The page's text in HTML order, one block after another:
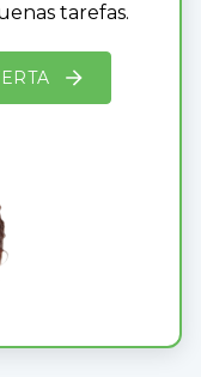
tarefas.